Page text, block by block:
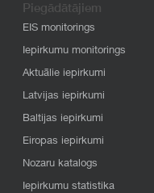
Piegādātājiem
EIS monitorings
Iepirkumu monitorings
Aktuālie iepirkumi
Latvijas iepirkumi
Baltijas iepirkumi
Eiropas iepirkumi
Nozaru katalogs
Iepirkumu statistika